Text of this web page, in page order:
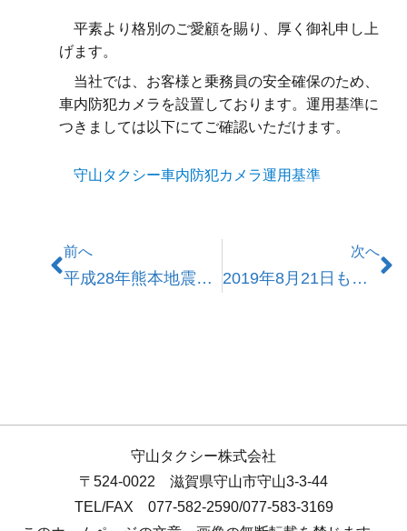
平素より格別のご愛顧を賜り、厚く御礼申し上
げます。
当社では、お客様と乗務員の安全確保のため、
車内防犯カメラを設置しております。運用基準に
つきましては以下にてご確認いただけます。
守山タクシー車内防犯カメラ運用基準
前へ
平成28年熊本地震 義援金募金報告
次へ
2019年8月21日もーりーカーの運行を開始いたしました
守山タクシー株式会社
〒524-0022 滋賀県守山市守山3-3-44
TEL/FAX 077-582-2590/077-583-3169